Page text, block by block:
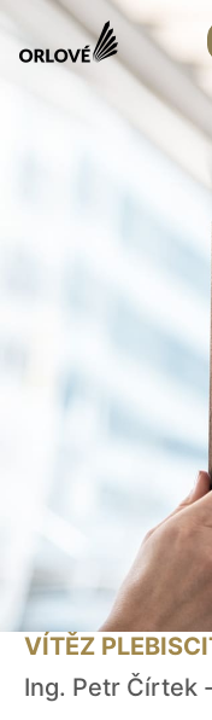
VÍTĚZ
Ing. Petr Čírtek